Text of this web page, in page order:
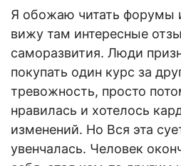
Я обожаю читать форумы
вижу там интересные
саморазвития. Люди
покупать один курс за
тревожность, просто
нравилась и хотелось
изменений. Но Вся эта
увенчалась. Человек